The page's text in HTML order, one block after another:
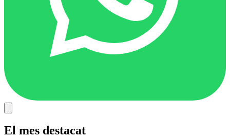
El mes destacat